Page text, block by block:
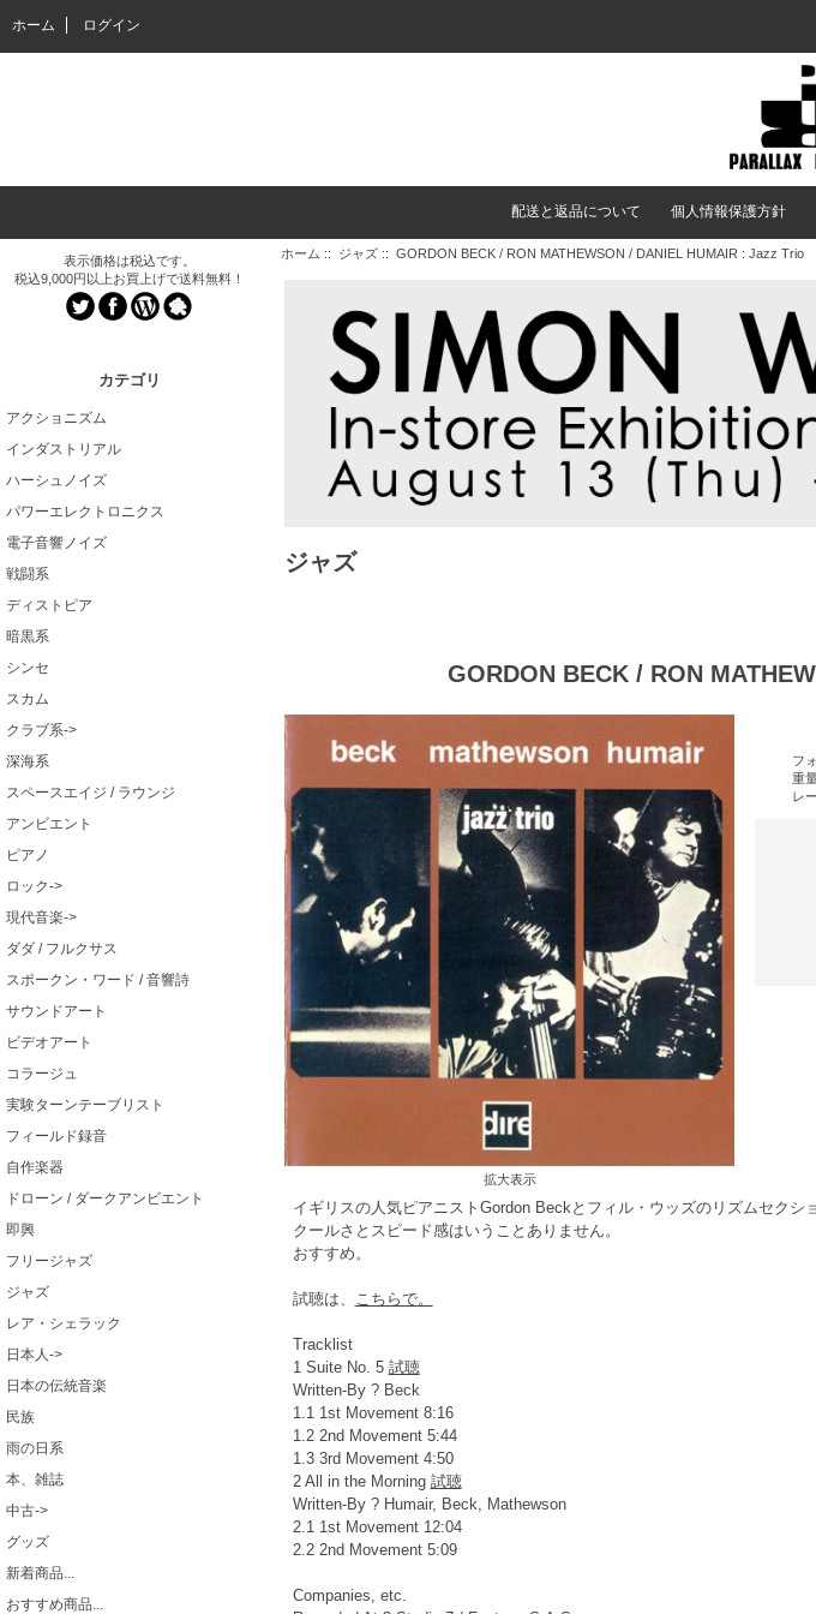
ホーム ログイン
配送と返品について 個人情報保護方針
表示価格は税込です。
税込9,000円以上お買上げで送料無料！
カテゴリ
アクショニズム
インダストリアル
ハーシュノイズ
パワーエレクトロニクス
電子音響ノイズ
戦闘系
ディストピア
暗黒系
シンセ
スカム
クラブ系->
深海系
スペースエイジ / ラウンジ
アンビエント
ピアノ
ロック->
現代音楽->
ダダ / フルクサス
スポークン・ワード / 音響詩
サウンドアート
ビデオアート
コラージュ
実験ターンテーブリスト
フィールド録音
自作楽器
ドローン / ダークアンビエント
即興
フリージャズ
ジャズ
レア・シェラック
日本人->
日本の伝統音楽
民族
雨の日系
本、雑誌
中古->
グッズ
新着商品...
おすすめ商品...
ホーム :: ジャズ:: GORDON BECK / RON MATHEWSON / DANIEL HUMAIR : Jazz Trio
ジャズ
GORDON BECK / RON
拡大表示
フ
重
レ
イギリスの人気ピアニストGordon Beckとフィル・ウッズのリズムセクシ
クールさとスピード感はいうことありません。
おすすめ。
試聴は、 こちらで。
Tracklist
1 Suite No. 5 試聴
Written-By ? Beck
1.1 1st Movement 8:16
1.2 2nd Movement 5:44
1.3 3rd Movement 4:50
2 All in the Morning 試聴
Written-By ? Humair, Beck, Mathewson
2.1 1st Movement 12:04
2.2 2nd Movement 5:09
Companies, etc.